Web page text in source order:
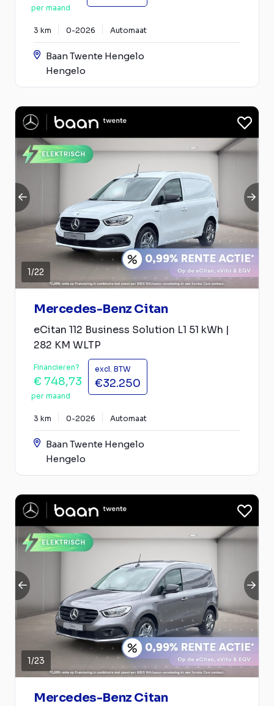
per maand
3 km 0-2026 Automaat
Baan Twente Hengelo
Hengelo
1/22
Mercedes-Benz Citan
eCitan 112 Business Solution L1 51 kWh |
282 KM WLTP
Financieren?
€ 748,73
per maand
excl. BTW
€32.250
3 km 0-2026 Automaat
Baan Twente Hengelo
Hengelo
1/23
Mercedes-Benz Citan